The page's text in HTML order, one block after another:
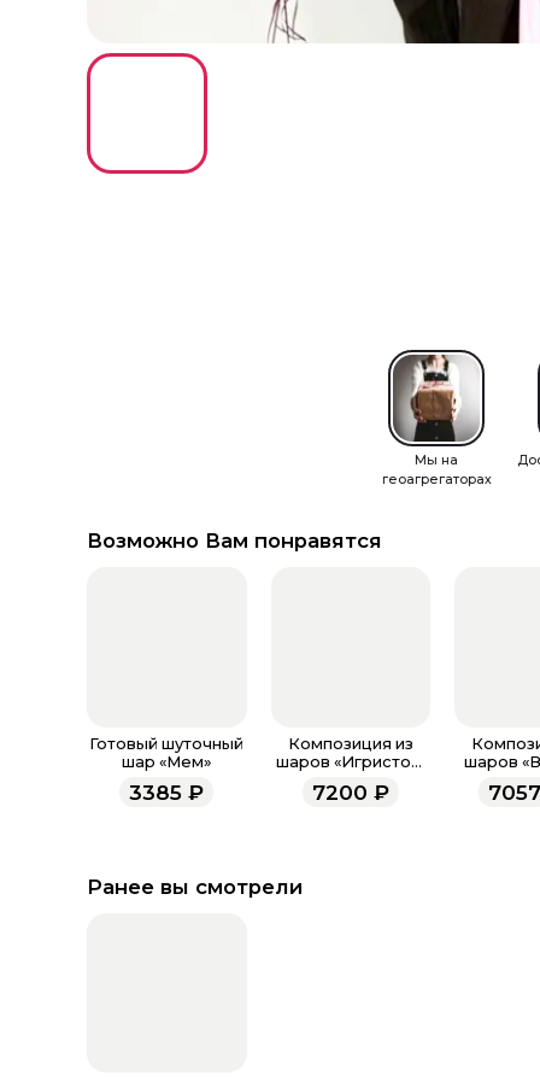
Мы на
геоагрегаторах
Возможно Вам понравятся
Готовый шуточный
шар «Мем»
3385 ₽
Композиция из
шаров «Игристое.
7200 ₽
шаров
Ранее вы смотрели